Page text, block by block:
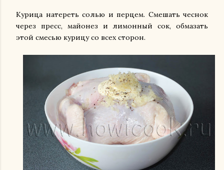
Курица натереть солью и перцем. Смешать чеснок
через пресс, майонез и лимонный сок, обмазать
этой смесью курицу со всех сторон.